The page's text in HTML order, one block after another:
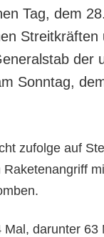
Tag, dem
Streitkräften
der
Sonntag,
zufolge auf
darunter 63